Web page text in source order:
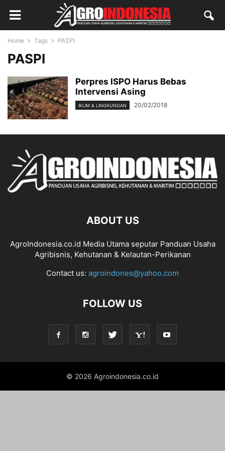
Home Tags PASPI
PASPI
Perpres ISPO Harus Bebas
Intervensi Asing
IKLIM & LINGKUNGAN 20/02/2018
ABOUT US
AgroIndonesia.co.id Media Utama seputar Panduan Usaha
Agribisnis, Kehutanan & Kelautan-Perikanan
Contact us: agroindones@yahoo.com
FOLLOW US
© 2026 Agroindonesia.co.id